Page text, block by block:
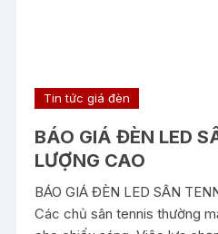
Tin tức giá đèn
BÁO GIÁ ĐÈN LED
LƯỢNG CAO
BÁO GIÁ ĐÈN LED SÂN
Các chủ sân tennis thường